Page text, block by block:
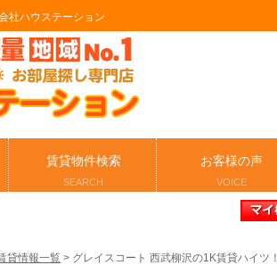
社ハウステーション
賃貸物件検索
SEARCH
お客様の声
VOICE
貸情報一覧 > グレイスコート 西武柳沢の1K賃貸ハイツ！